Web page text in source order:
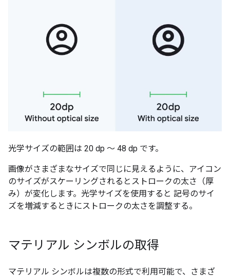
光学サイズの範囲は 20 dp ～ 48 dp です。
画像がさまざまなサイズで同じに見えるように、アイコン
のサイズがスケーリングされるとストロークの太さ（厚
み）が変化します。光学サイズを使用すると 記号のサイ
ズを増減するときにストロークの太さを調整する。
マテリアル シンボルの取得
マテリアル シンボルは複数の形式で利用可能で、さまざ